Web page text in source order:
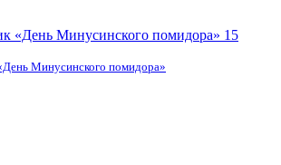
15
Минусинского помидора»